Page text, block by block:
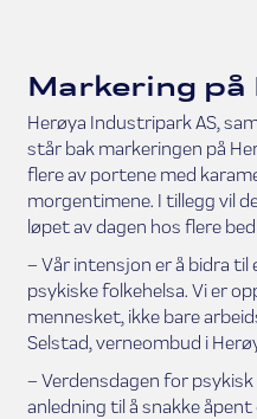
Markering på
Herøya Industripark AS,
står bak markeringen på
flere av portene med
morgentimene. I tillegg vil
løpet av dagen hos flere
– Vår intensjon er å bidra
psykiske folkehelsa. Vi er
mennesket, ikke bare
Selstad, verneombud i
– Verdensdagen for
anledning til å snakke